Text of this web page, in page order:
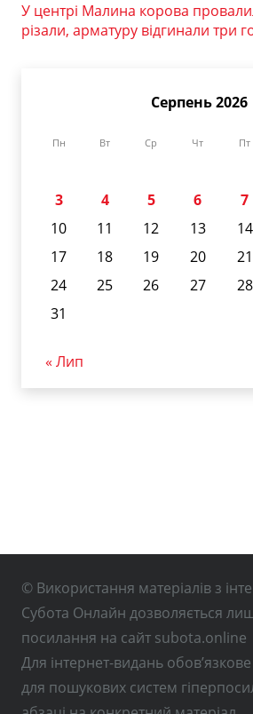
У центрі Малина корова
різали, арматуру відгинали три
Серпень 2026
Пн Вт Ср Чт Пт
3
4 5 6 7
10
11 12 13 14
17
18 19 20 21
24
25 26 27 28
31
« Лип
© Використання матеріалів з
Субота Онлайн дозволяється
посилання на сайт subota.online
Для інтернет-видань
для пошукових систем